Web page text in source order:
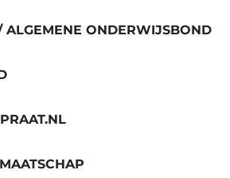
ALGEMENE ONDERWIJSBOND